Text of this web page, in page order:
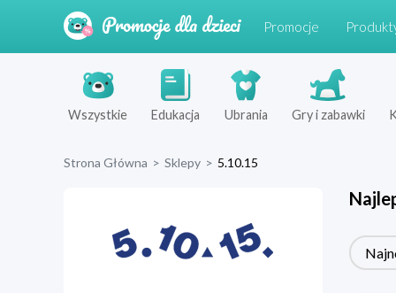
Promocje
Wszystkie Edukacja Ubrania Gry i zabawki
Strona Główna > Sklepy > 5.10.15